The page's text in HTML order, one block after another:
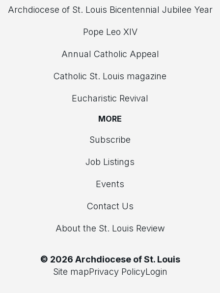
Archdiocese of St. Louis Bicentennial Jubilee Year
Pope Leo XIV
Annual Catholic Appeal
Catholic St. Louis magazine
Eucharistic Revival
MORE
Subscribe
Job Listings
Events
Contact Us
About the St. Louis Review
© 2026 Archdiocese of St. Louis
Site mapPrivacy PolicyLogin